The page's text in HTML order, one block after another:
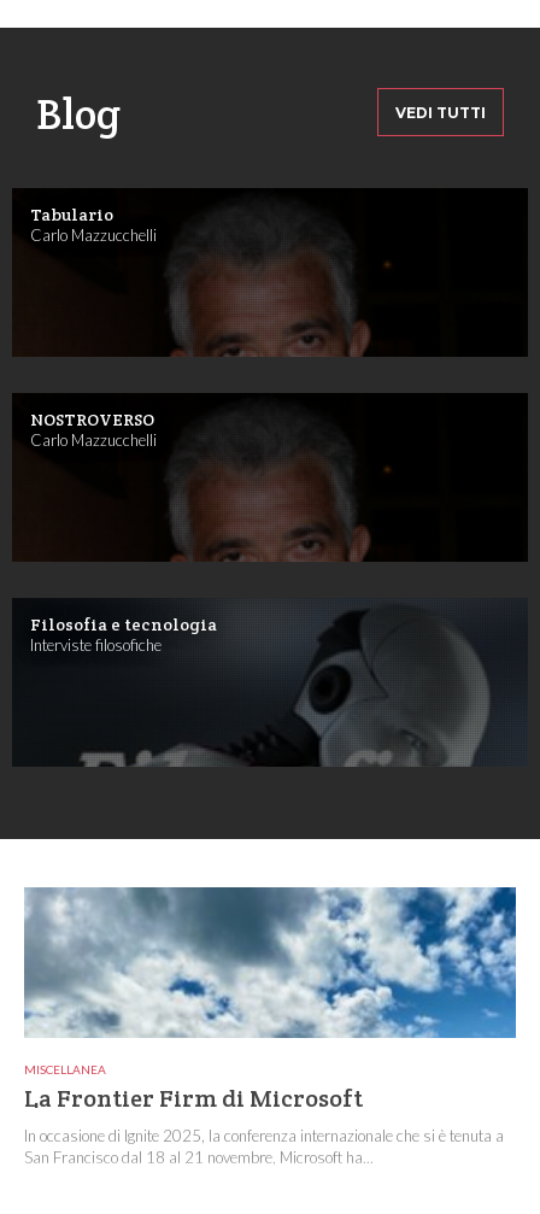
Blog VEDI TUTTI
Tabulario
Carlo Mazzucchelli
NOSTROVERSO
Carlo Mazzucchelli
Filosofia e tecnologia
Interviste filosofiche
MISCELLANEA
La Frontier Firm di Microsoft
In occasione di Ignite 2025, la conferenza internazionale che si è tenuta a
San Francisco dal 18 al 21 novembre, Microsoft ha...